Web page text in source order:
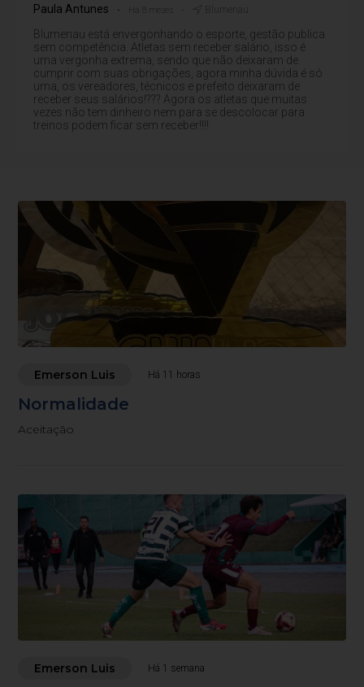
Paula Antunes Há 8 meses
Blumenau está envergonhando o esporte, gestão publica
sem competência. Atletas sem receber salário, isso é
uma vergonha extrema, sendo que não deixaram de
cumprir com suas obrigações, agora minha dúvida é só
uma, os vereadores, técnicos e prefeito deixaram de
receber seus salários!??? Agora os atletas que muitas
vezes não tem dinheiro nem para se descolocar para
treinos podem ficar sem receber!!!!
Emerson Luis Há 11 horas
Normalidade
Aceitação
Emerson Luis Há 1 semana